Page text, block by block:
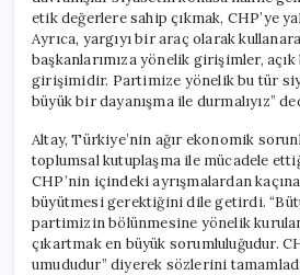
etik değerlere sahip çıkmak, CHP’ye
Ayrıca, yargıyı bir araç olarak
başkanlarımıza yönelik girişimler,
girişimidir. Partimize yönelik bu tür
büyük bir dayanışma ile durmalıyız”
Altay, Türkiye’nin ağır ekonomik
toplumsal kutuplaşma ile mücadele
CHP’nin içindeki ayrışmalardan
büyütmesi gerektiğini dile getirdi.
partimizin bölünmesine yönelik
çıkartmak en büyük sorumluluğudur.
umududur” diyerek sözlerini